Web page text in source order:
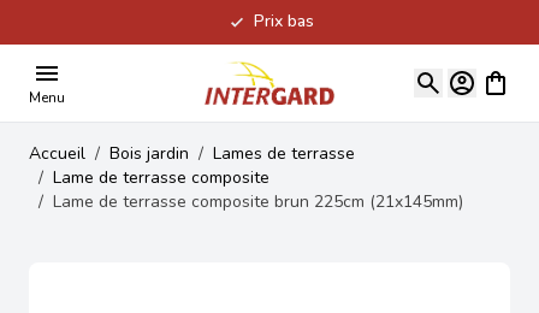
Prix bas
Menu
Voir
Accueil / Bois jardin / Lames de terrasse
/ Lame de terrasse composite
/ Lame de terrasse composite brun 225cm (21x145mm)